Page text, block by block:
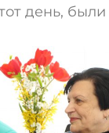
день, были